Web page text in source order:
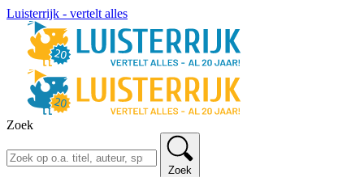
Luisterrijk - vertelt alles
Zoek
Zoek